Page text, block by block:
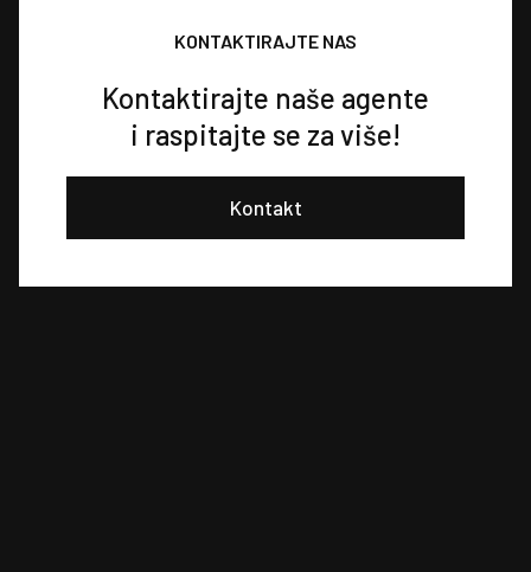
KONTAKTIRAJTE NAS
Kontaktirajte naše agente
i raspitajte se za više!
Kontakt